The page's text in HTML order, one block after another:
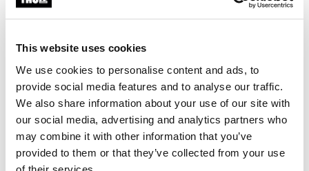
This website uses cookies
We use cookies to personalise content and ads, to
provide social media features and to analyse our traffic.
We also share information about your use of our site with
our social media, advertising and analytics partners who
may combine it with other information that you’ve
provided to them or that they’ve collected from your use
voor originele fabrieksdragers.
Toggle features
Alle eigenschappen
Toggle techspec
Technische specificaties